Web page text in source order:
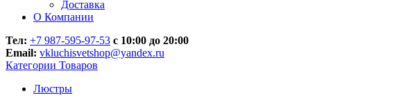
Доставка
О Компании
Тел: +7 987-595-97-53 с 10:00 до 20:00
Email: vkluchisvetshop@yandex.ru
Категории Товаров
Люстры